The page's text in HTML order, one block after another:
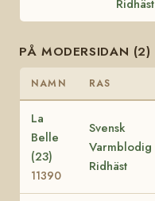
Ridhäst
PÅ MODERSIDAN (2)
NAMN RAS
La
Belle
(23)
11390
Svensk
Varmblodig
Ridhäst